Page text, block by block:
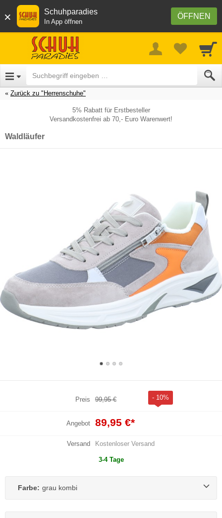
× ÖFFNEN
Schuhparadies
In App öffnen
Zurück zu "Herrenschuhe"
5% Rabatt für Erstbesteller
Versandkostenfrei ab 70,- Euro Warenwert!
Waldläufer
Preis 99,95 € - 10%
Angebot 89,95 €*
Versand Kostenloser Versand
3-4 Tage
Farbe: grau kombi